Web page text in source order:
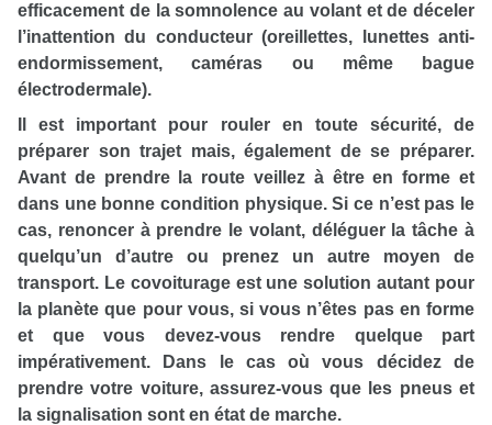
efficacement de la somnolence au volant et de déceler
l’inattention du conducteur (oreillettes, lunettes anti-
endormissement, caméras ou même bague
électrodermale).
Il est important pour rouler en toute sécurité, de
préparer son trajet mais, également de se préparer.
Avant de prendre la route veillez à être en forme et
dans une bonne condition physique. Si ce n’est pas le
cas, renoncer à prendre le volant, déléguer la tâche à
quelqu’un d’autre ou prenez un autre moyen de
transport. Le covoiturage est une solution autant pour
la planète que pour vous, si vous n’êtes pas en forme
et que vous devez-vous rendre quelque part
impérativement. Dans le cas où vous décidez de
prendre votre voiture, assurez-vous que les pneus et
la signalisation sont en état de marche.